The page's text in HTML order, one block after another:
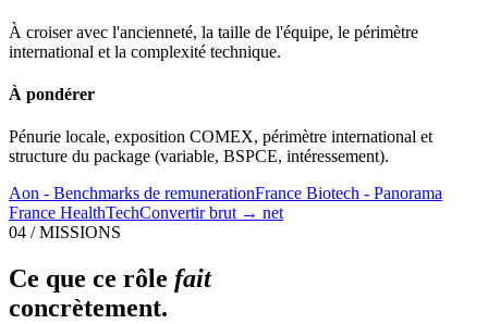
À croiser avec l'ancienneté, la taille de l'équipe, le périmètre
international et la complexité technique.
À pondérer
Pénurie locale, exposition COMEX, périmètre international et
structure du package (variable, BSPCE, intéressement).
Aon - Benchmarks de remunerationFrance Biotech - Panorama
France HealthTechConvertir brut → net
04 / MISSIONS
Ce que ce rôle fait
concrètement.